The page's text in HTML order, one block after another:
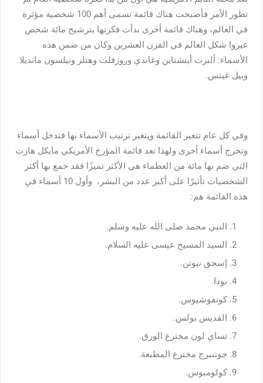
تطور الأمر فأصبحت هناك قائمة تسمى أهم 100 شخصية مؤثرة
في العالم، وهناك قائمة أخرى بدأت فكرتها بترشيح مائة شخص
غيروا شكل العالم في القرن العشرين وكان من ضمن هذه
الأسماء: ألبرت أينشتاين وغاندي وروزفلت وهتلر ونيلسون مانديلا
وبيل غيتس.
وفي كل عام تتغير القائمة ويتغير ترتيب الأسماء بها فتدخل أسماء
وتخرج أسماء أخرى ولهذا تعد قائمة المؤرخ الأمريكي مايكل هارت
التي ضم بها مائة من العظماء هي الأكثر تميزًا فقد جمع بها أكثر
الشخصيات تأثيرًا على أكبر عدد من البشر، وأول 10 أسماء في
هذه القائمة هم:
النبي محمد صلى الله عليه وسلم.
السيد المسيح عيسى عليه السلام.
إسحق نيوتن.
بوذا.
كونفوشيوس.
القديس بولس.
تساي لون مخترع الورق.
جوتنبرج مخترع المطبعة.
كولومبوس.